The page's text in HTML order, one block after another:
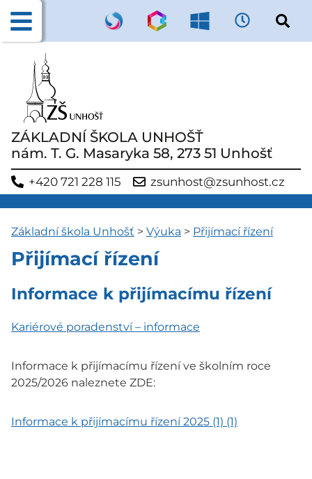
ZÁKLADNÍ ŠKOLA UNHOŠŤ
nám. T. G. Masaryka 58, 273 51 Unhošť
+420 721 228 115 zsunhost@zsunhost.cz
Základní škola Unhošť > Výuka > Přijímací řízení
Přijímací řízení
Informace k přijímacímu řízení
Kariérové poradenství – informace
Informace k přijímacímu řízení ve školním roce
2025/2026 naleznete ZDE:
Informace k přijímacímu řízení 2025 (1) (1)